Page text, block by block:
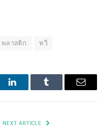
พลาสติก หวี
LinkedInTumblr Email
NEXT ARTICLE